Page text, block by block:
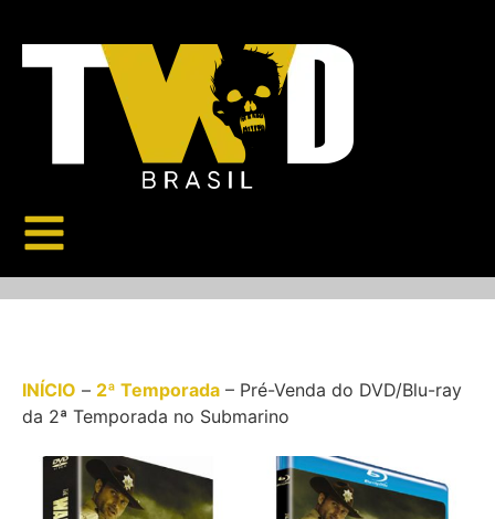
INÍCIO – 2ª Temporada – Pré-Venda do DVD/Blu-ray
da 2ª Temporada no Submarino